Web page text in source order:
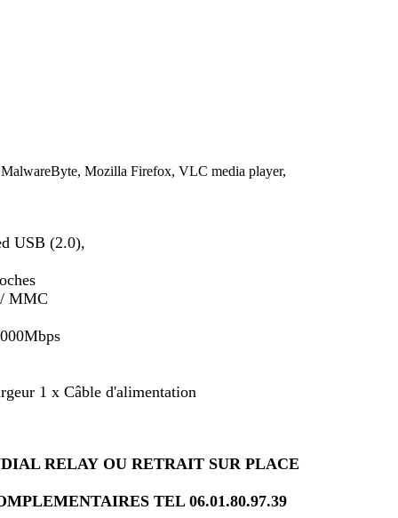
Mozilla Firefox, VLC media player,
USB (2.0),
MMC
1 x Câble d'alimentation
RELAY OU RETRAIT SUR PLACE
TEL 06.01.80.97.39